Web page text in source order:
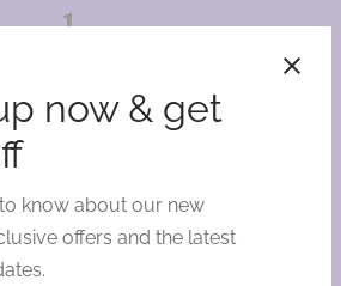
now & get
know about our new
offers and the latest
este
en